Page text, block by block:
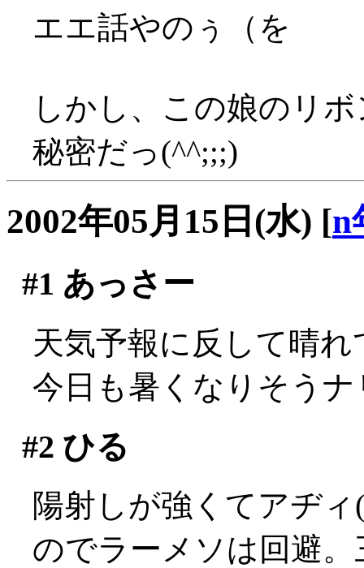
エエ話やのぅ（を
しかし、この娘のリ
秘密だっ(^^;;;)
2002年05月15日(水) [n
#1 あっさー
天気予報に反して晴れ
今日も暑くなりそう
#2 ひる
陽射しが強くてアヂィ
のでラーメソは回避